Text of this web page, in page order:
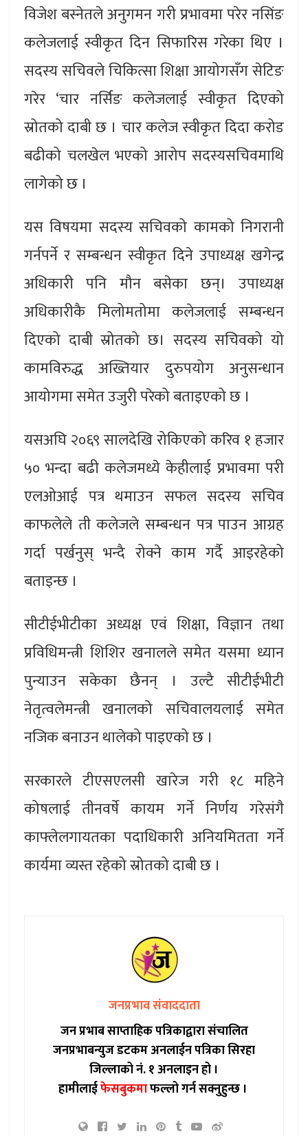
विजेश बस्नेतले अनुगमन गरी प्रभावमा परेर नसिंङ
कलेजलाई स्वीकृत दिन सिफारिस गरेका थिए ।
सदस्य सचिवले चिकित्सा शिक्षा आयोगसँग सेटिङ
गरेर ‘चार नर्सिङ कलेजलाई स्वीकृत दिएको
स्रोतको दाबी छ । चार कलेज स्वीकृत दिदा करोड
बढीको चलखेल भएको आरोप सदस्यसचिवमाथि
लागेको छ ।
यस विषयमा सदस्य सचिवको कामको निगरानी
गर्नपर्ने र सम्बन्धन स्वीकृत दिने उपाध्यक्ष खगेन्द्र
अधिकारी पनि मौन बसेका छन्। उपाध्यक्ष
अधिकारीकै मिलोमतोमा कलेजलाई सम्बन्धन
दिएको दाबी स्रोतको छ। सदस्य सचिवको यो
कामविरुद्ध अख्तियार दुरुपयोग अनुसन्धान
आयोगमा समेत उजुरी परेको बताइएको छ ।
यसअघि २०६९ सालदेखि रोकिएको करिव १ हजार
५० भन्दा बढी कलेजमध्ये केहीलाई प्रभावमा परी
एलओआई पत्र थमाउन सफल सदस्य सचिव
काफलेले ती कलेजले सम्बन्धन पत्र पाउन आग्रह
गर्दा पर्खनुस् भन्दै रोक्ने काम गर्दै आइरहेको
बताइन्छ ।
सीटीईभीटीका अध्यक्ष एवं शिक्षा, विज्ञान तथा
प्रविधिमन्त्री शिशिर खनालले समेत यसमा ध्यान
पुन्याउन सकेका छैनन् । उल्टै सीटीईभीटी
नेतृत्वलेमन्त्री खनालको सचिवालयलाई समेत
नजिक बनाउन थालेको पाइएको छ ।
सरकारले टीएसएलसी खारेज गरी १८ महिने
कोषलाई तीनवर्षे कायम गर्ने निर्णय गरेसंगै
काफ्लेलगायतका पदाधिकारी अनियमितता गर्ने
कार्यमा व्यस्त रहेको स्रोतको दाबी छ ।
जनप्रभाव संवाददाता
जन प्रभाब साप्ताहिक पत्रिकाद्वारा संचालित
जनप्रभाबन्युज डटकम अनलाईन पत्रिका सिरहा
जिल्लाको नं. १ अनलाइन हो ।
हामीलाईफेसबुकमाफल्लो गर्न सक्नुहुन्छ ।